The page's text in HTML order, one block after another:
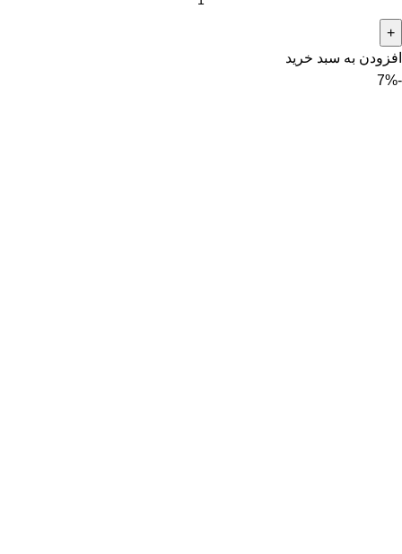
افزودن به سبد خرید
-7%